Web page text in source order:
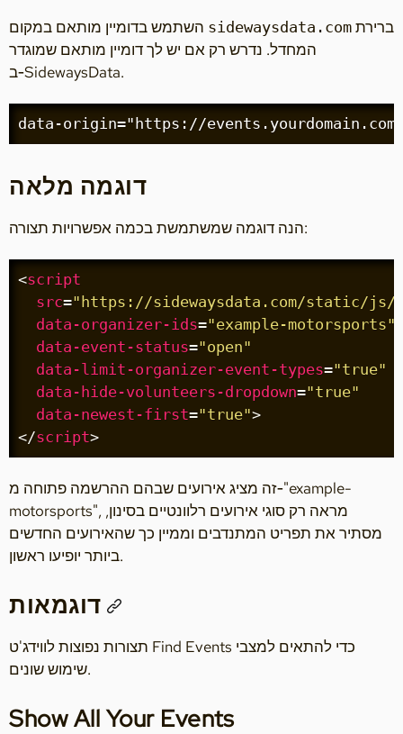
sidewaysdata.com
המחדל. נדרש רק אם יש לך דומיין מותאם שמוגדר
ב‑SidewaysData.
data-origin="https://
דוגמה מלאה
הנה דוגמה שמשתמשת בכמה אפשרויות תצורה:
<script
src="https://sidewaysdata.com/static/js/
data-organizer-ids="example-motorsports"
data-event-status="open"
data-limit-organizer-event-types="true"
data-hide-volunteers-dropdown="true"
data-newest-first="true">
</script>
זה מציג אירועים שבהם ההרשמה פתוחה מ‑"example-
motorsports", מראה רק סוגי אירועים רלוונטיים בסינון,
מסתיר את תפריט המתנדבים וממיין כך שהאירועים החדשים
ביותר יופיעו ראשון.
תצורות נפוצות לווידג'ט Find Events כדי להתאים למצבי
שימוש שונים.
Show All Your Events